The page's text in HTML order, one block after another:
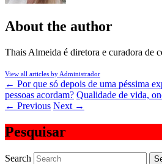
About the author
Thais Almeida é diretora e curadora de
View all articles by Administrador
← Por que só depois de uma péssima
pessoas acordam? Qualidade de vida,
← Previous Next →
Pesquisar
Search